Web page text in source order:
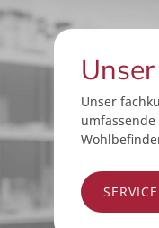
Unser